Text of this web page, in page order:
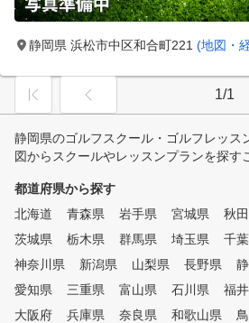
静岡県 浜松市中区和合町221 (地図・
1/1
静岡県のゴルフスクール・ゴルフレッス
図からスクールやレッスンプランを探す
都道府県から探す
北海道
青森県 岩手県 宮城県 秋
茨城県
栃木県 群馬県 埼玉県 千
神奈川県
新潟県 山梨県 長野県
愛知県
三重県 富山県 石川県 福
大阪府
兵庫県 奈良県 和歌山県